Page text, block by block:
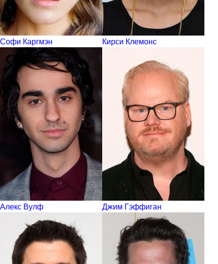
Софи Каргмэн Кирси Клемонс
Алекс Вулф Джим Гэффиган